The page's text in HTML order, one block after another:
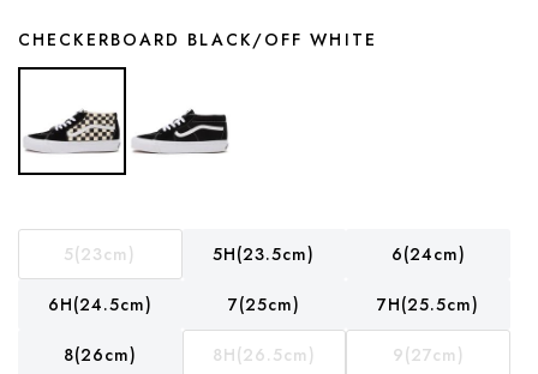
CHECKERBOARD BLACK/OFF WHITE
5(23cm) 5H(23.5cm) 6(24cm)
6H(24.5cm) 7(25cm) 7H(25.5cm)
8(26cm) 8H(26.5cm) 9(27cm)